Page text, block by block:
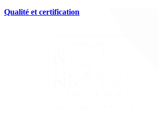
Qualité et certification